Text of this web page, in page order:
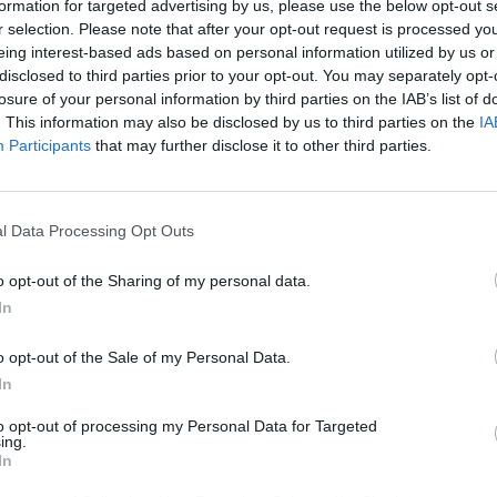
for targeted advertising by us, please use the below opt-out
selection. Please note that after your opt-out request is processed
interest-based ads based on personal information utilized by us
to third parties prior to your opt-out. You may separately
of your personal information by third parties on the IAB’s list of
This information may also be disclosed by us to third parties on the
Participants that may further disclose it to other third parties.
Data Processing Opt Outs
opt-out of the Sharing of my personal data.
opt-out of the Sale of my Personal Data.
opt-out of processing my Personal Data for Targeted
Πλαστήρα 18 &
Κρατερού 2, Καρδίτσα
2441076351
ΔΕΔΔΗΕ στην
6 Αυγούστου 2026, 11:07
απόπειρα
γυναίκας -
Ξεκίνησε η